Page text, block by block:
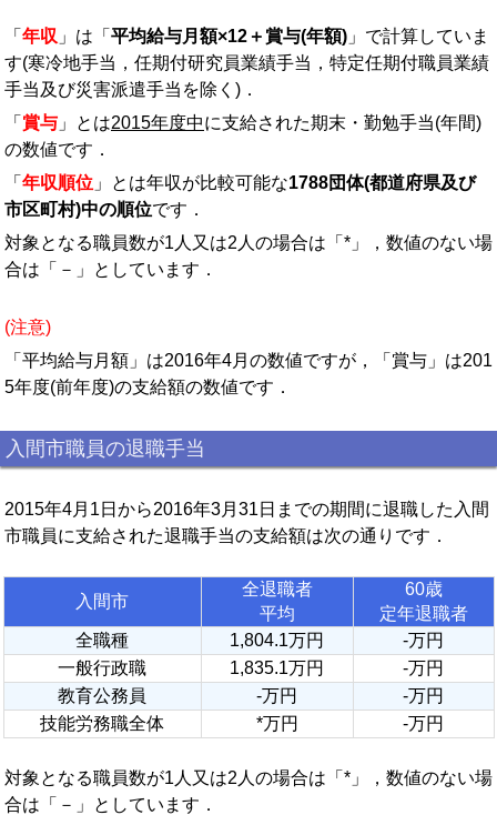
「 年収 」は「 平均給与月額×12＋賞与(年額) 」で計算していま
す(寒冷地手当，任期付研究員業績手当，特定任期付職員業績
手当及び災害派遣手当を除く)．
「 賞与 」とは2015年度中に支給された期末・勤勉手当(年間)
の数値です．
「 年収順位 」とは年収が比較可能な1788団体(都道府県及び
市区町村)中の順位です．
対象となる職員数が1人又は2人の場合は「*」，数値のない場
合は「－」としています．
(注意)
「平均給与月額」は2016年4月の数値ですが，「賞与」は201
5年度(前年度)の支給額の数値です．
入間市職員の退職手当
2015年4月1日から2016年3月31日までの期間に退職した入間
市職員に支給された退職手当の支給額は次の通りです．
入間市
全退職者
平均
60歳
定年退職者
全職種
1,804.1万円
-万円
一般行政職
1,835.1万円
-万円
教育公務員
-万円
-万円
技能労務職全体
*万円 -万円
対象となる職員数が1人又は2人の場合は「*」，数値のない場
合は「－」としています．